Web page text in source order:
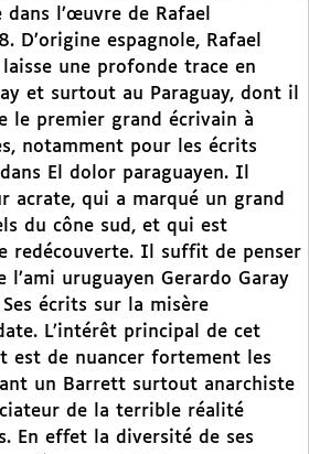
l’œuvre de Rafael
D’origine espagnole, Rafael
une profonde trace en
et surtout au Paraguay, dont il
le premier grand écrivain à
notamment pour les écrits
El dolor paraguayen. Il
acrate, qui a marqué un grand
du cône sud, et qui est
redécouverte. Il suffit de penser
l’ami uruguayen Gerardo Garay
écrits sur la misère
L’intérêt principal de cet
est de nuancer fortement les
un Barrett surtout anarchiste
de la terrible réalité
En effet la diversité de ses